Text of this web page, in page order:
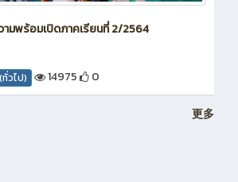
ามพร้อมเปิดภาคเรียนที่ 2/2564
วไป) 14975 0
更多